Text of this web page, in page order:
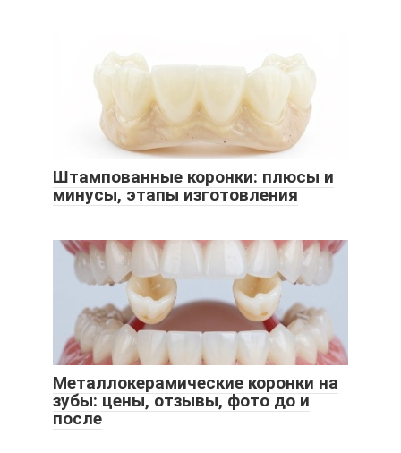
Штампованные коронки: плюсы и
минусы, этапы изготовления
Металлокерамические коронки на
зубы: цены, отзывы, фото до и
после